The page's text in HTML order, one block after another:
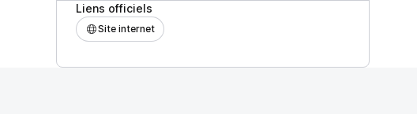
Liens officiels
Site internet
100 %